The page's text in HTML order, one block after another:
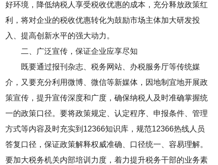
好环境，降低纳税人享受税收优惠的成本，充分释放政策红
利，将对企业的税收优惠转化为鼓励市场主体加大研发投
入、提高创新水平的强大动力。
二、广泛宣传，保证企业应享尽知
既要通过报刊杂志、税务网站、办税服务厅等传统媒
介，又要充分利用微博、微信等新媒体，因地制宜地开展政
策宣传，提升宣传深度和广度，确保纳税人及时准确掌握统
一的政策口径。要将政策规定、认定程序、申报条件、管理
方式等内容及时充实到12366知识库，规范12366热线人员
答复口径，保证政策解释权威准确、口径统一、容易理解。
要加大税务机关内部培训力度，着力提升税务干部的业务素